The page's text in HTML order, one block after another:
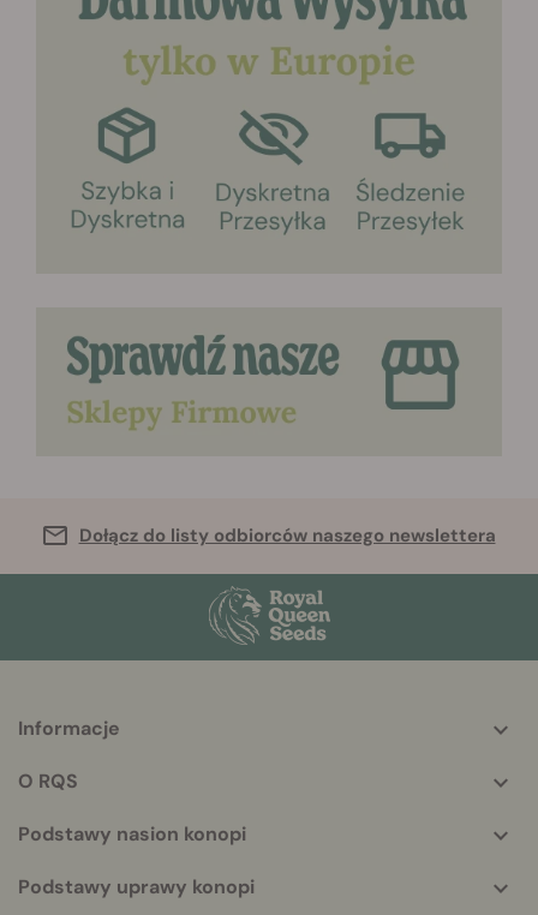
Dołącz do listy odbiorców naszego newslettera
More
info
Informacje
O RQS
Podstawy nasion konopi
Podstawy uprawy konopi